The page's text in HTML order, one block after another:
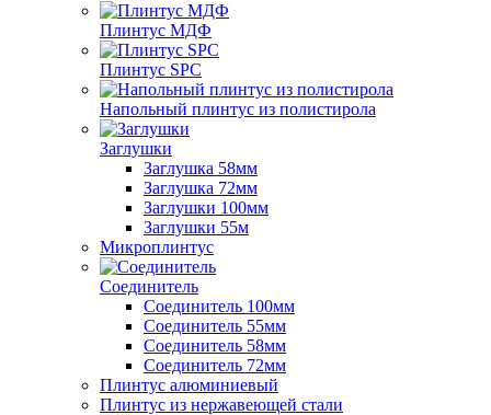
Плинтус МДФ
Плинтус SPC
Напольный плинтус из полистирола
Заглушки
Заглушка 58мм
Заглушка 72мм
Заглушки 100мм
Заглушки 55м
Микроплинтус
Соединитель
Соединитель 100мм
Соединитель 55мм
Соединитель 58мм
Соединитель 72мм
Плинтус алюминиевый
Плинтус из нержавеющей стали